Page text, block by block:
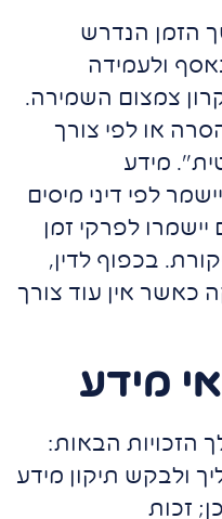
הזמן הנדרש
ולעמידה
צמצום השמירה.
או לפי צורך
מידע
לפי דיני מיסים
יישמרו לפרקי זמן
בכפוף לדין,
כאשר אין עוד צורך
הזכויות הבאות:
ולבקש תיקון מידע
זכות